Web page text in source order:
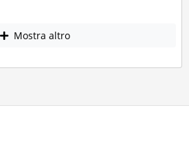
Mostra altro